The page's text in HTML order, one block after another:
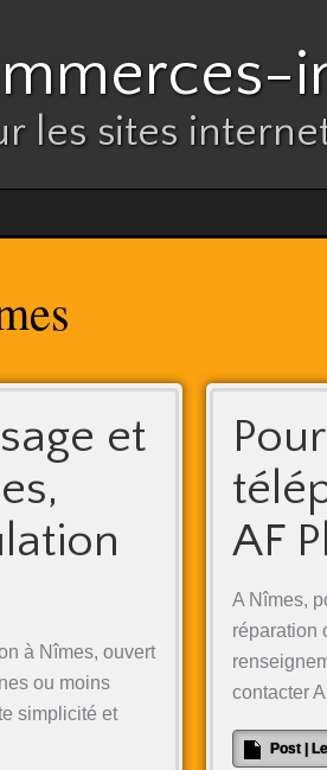
les sites
et
à Nîmes, ouvert
ou moins
simplicité et
AF
A Nîmes,
réparation
contacter
Post